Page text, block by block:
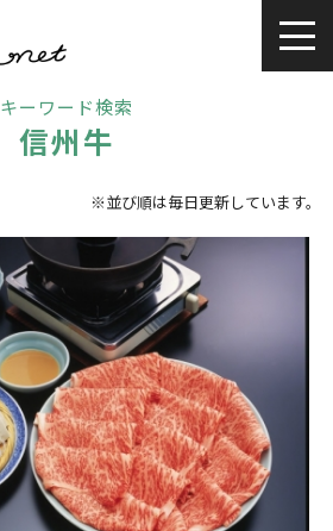
キーワード検索
信州牛
※並び順は毎日更新しています。